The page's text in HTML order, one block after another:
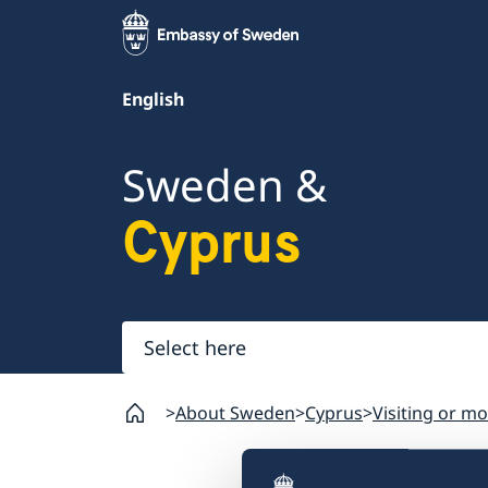
English
Sweden &
Cyprus
Select
here
About Sweden Cyprus Visiting or